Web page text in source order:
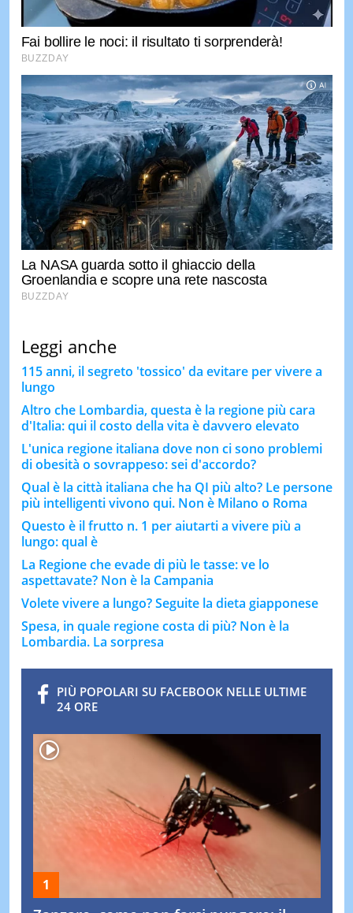
Leggi anche
115 anni, il segreto 'tossico' da evitare per vivere a
lungo
Altro che Lombardia, questa è la regione più cara
d'Italia: qui il costo della vita è davvero elevato
L'unica regione italiana dove non ci sono problemi
di obesità o sovrappeso: sei d'accordo?
Qual è la città italiana che ha QI più alto? Le persone
più intelligenti vivono qui. Non è Milano o Roma
Questo è il frutto n. 1 per aiutarti a vivere più a
lungo: qual è
La Regione che evade di più le tasse: ve lo
aspettavate? Non è la Campania
Volete vivere a lungo? Seguite la dieta giapponese
Spesa, in quale regione costa di più? Non è la
Lombardia. La sorpresa
PIÙ POPOLARI SU FACEBOOK NELLE ULTIME
24 ORE